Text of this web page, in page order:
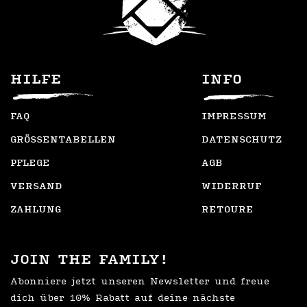
gewählt
werden
HILFE
FAQ
GRÖSSENTABELLEN
PFLEGE
VERSAND
ZAHLUNG
INFO
IMPRESSUM
DATENSCHUTZ
AGB
WIDERRUF
RETOURE
JOIN THE FAMILY!
Abonniere jetzt unseren Newsletter und freue
dich über 10% Rabatt auf deine nächste